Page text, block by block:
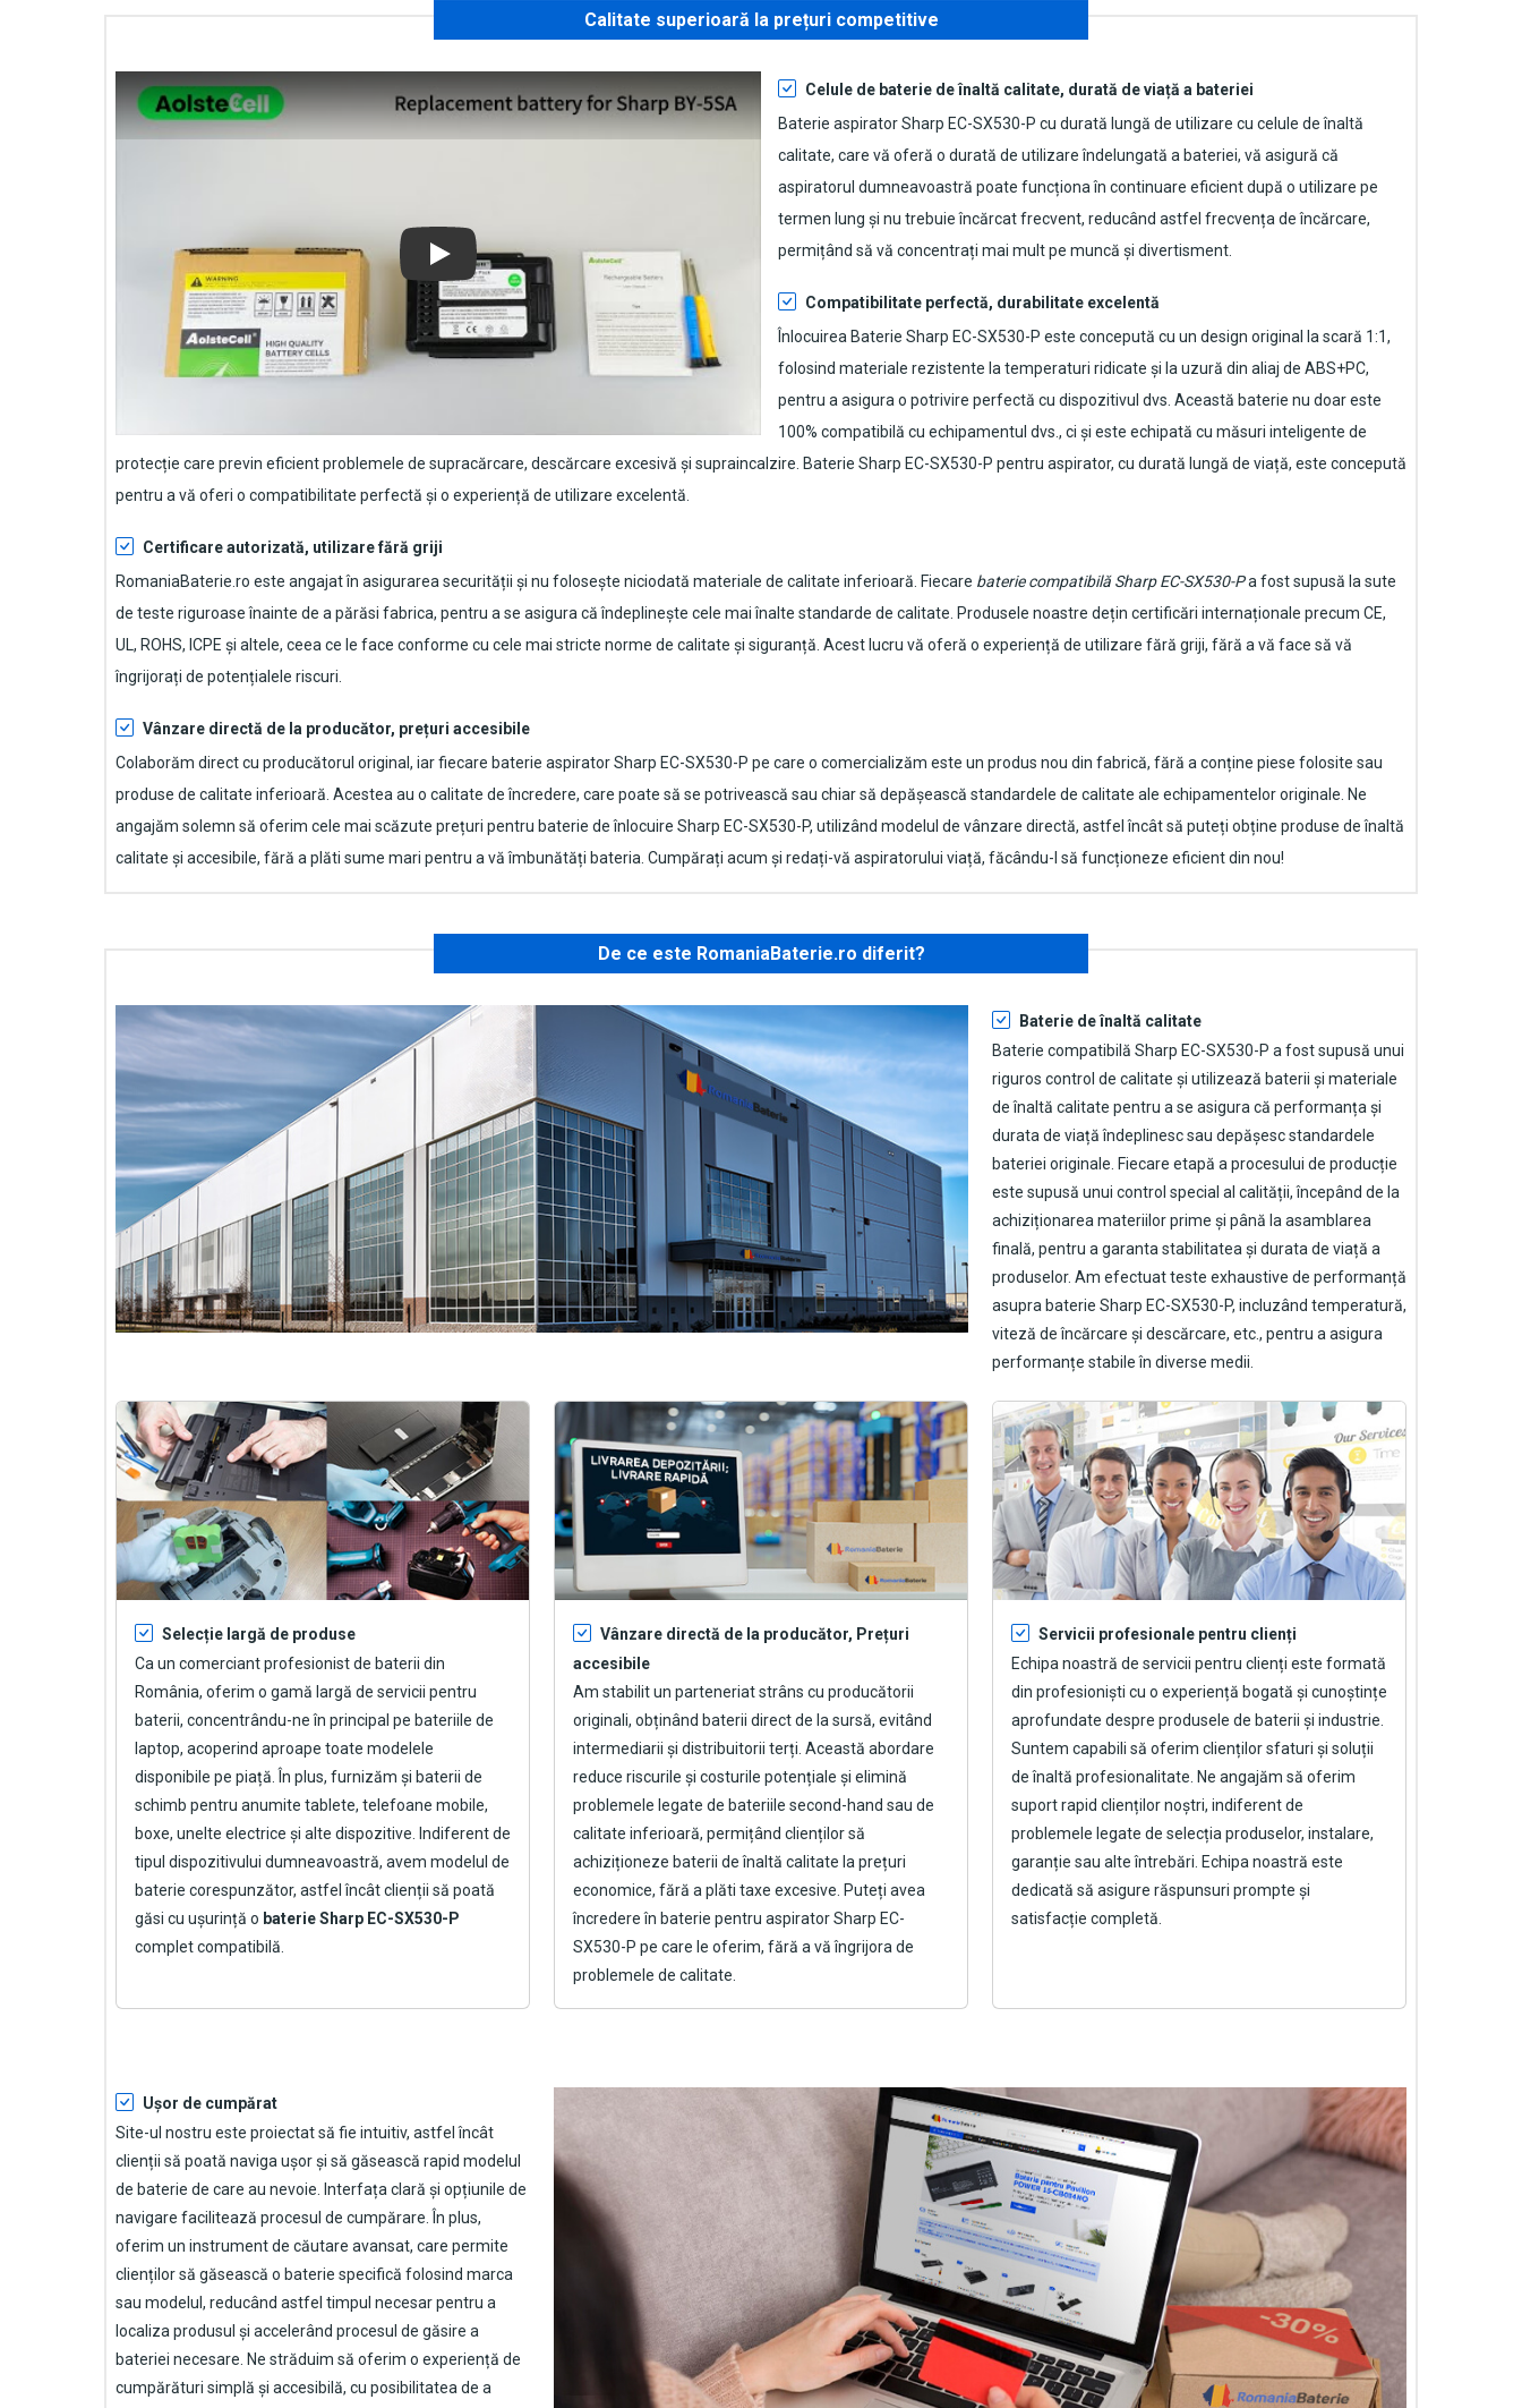
Calitate superioară la prețuri competitive
Celule de baterie de înaltă calitate, durată de viață a bateriei
Baterie aspirator Sharp EC-SX530-P cu durată lungă de utilizare cu celule de înaltă
calitate, care vă oferă o durată de utilizare îndelungată a bateriei, vă asigură că
aspiratorul dumneavoastră poate funcționa în continuare eficient după o utilizare pe
termen lung și nu trebuie încărcat frecvent, reducând astfel frecvența de încărcare,
permițând să vă concentrați mai mult pe muncă și divertisment.
Compatibilitate perfectă, durabilitate excelentă
Înlocuirea Baterie Sharp EC-SX530-P este concepută cu un design original la scară 1:1,
folosind materiale rezistente la temperaturi ridicate și la uzură din aliaj de ABS+PC,
pentru a asigura o potrivire perfectă cu dispozitivul dvs. Această baterie nu doar este
100% compatibilă cu echipamentul dvs., ci și este echipată cu măsuri inteligente de
protecție care previn eficient problemele de supracărcare, descărcare excesivă și supraincalzire. Baterie Sharp EC-SX530-P pentru aspirator, cu durată lungă de viață, este concepută
pentru a vă oferi o compatibilitate perfectă și o experiență de utilizare excelentă.
Certificare autorizată, utilizare fără griji
RomaniaBaterie.ro este angajat în asigurarea securității și nu folosește niciodată materiale de calitate inferioară. Fiecare baterie compatibilă Sharp EC-SX530-Pa fost supusă la sute
de teste riguroase înainte de a părăsi fabrica, pentru a se asigura că îndeplinește cele mai înalte standarde de calitate. Produsele noastre dețin certificări internaționale precum CE,
UL, ROHS, ICPE și altele, ceea ce le face conforme cu cele mai stricte norme de calitate și siguranță. Acest lucru vă oferă o experiență de utilizare fără griji, fără a vă face să vă
îngrijorați de potențialele riscuri.
Vânzare directă de la producător, prețuri accesibile
Colaborăm direct cu producătorul original, iar fiecare baterie aspirator Sharp EC-SX530-P pe care o comercializăm este un produs nou din fabrică, fără a conține piese folosite sau
produse de calitate inferioară. Acestea au o calitate de încredere, care poate să se potrivească sau chiar să depășească standardele de calitate ale echipamentelor originale. Ne
angajăm solemn să oferim cele mai scăzute prețuri pentru baterie de înlocuire Sharp EC-SX530-P, utilizând modelul de vânzare directă, astfel încât să puteți obține produse de înaltă
calitate și accesibile, fără a plăti sume mari pentru a vă îmbunătăți bateria. Cumpărați acum și redați-vă aspiratorului viață, făcându-l să funcționeze eficient din nou!
De ce este RomaniaBaterie.ro diferit?
Baterie de înaltă calitate
Baterie compatibilă Sharp EC-SX530-P a fost supusă unui
riguros control de calitate și utilizează baterii și materiale
de înaltă calitate pentru a se asigura că performanța și
durata de viață îndeplinesc sau depășesc standardele
bateriei originale. Fiecare etapă a procesului de producție
este supusă unui control special al calității, începând de la
achiziționarea materiilor prime și până la asamblarea
finală, pentru a garanta stabilitatea și durata de viață a
produselor. Am efectuat teste exhaustive de performanță
asupra baterie Sharp EC-SX530-P, incluzând temperatură,
viteză de încărcare și descărcare, etc., pentru a asigura
performanțe stabile în diverse medii.
Selecție largă de produse
Ca un comerciant profesionist de baterii din
România, oferim o gamă largă de servicii pentru
baterii, concentrându-ne în principal pe bateriile de
laptop, acoperind aproape toate modelele
disponibile pe piață. În plus, furnizăm și baterii de
schimb pentru anumite tablete, telefoane mobile,
boxe, unelte electrice și alte dispozitive. Indiferent de
tipul dispozitivului dumneavoastră, avem modelul de
baterie corespunzător, astfel încât clienții să poată
găsi cu ușurință o baterie Sharp EC-SX530-P
complet compatibilă.
Vânzare directă de la producător, Prețuri
accesibile
Am stabilit un parteneriat strâns cu producătorii
originali, obținând baterii direct de la sursă, evitând
intermediarii și distribuitorii terți. Această abordare
reduce riscurile și costurile potențiale și elimină
problemele legate de bateriile second-hand sau de
calitate inferioară, permițând clienților să
achiziționeze baterii de înaltă calitate la prețuri
economice, fără a plăti taxe excesive. Puteți avea
încredere în baterie pentru aspirator Sharp EC-
SX530-P pe care le oferim, fără a vă îngrijora de
problemele de calitate.
Servicii profesionale pentru clienți
Echipa noastră de servicii pentru clienți este formată
din profesioniști cu o experiență bogată și cunoștințe
aprofundate despre produsele de baterii și industrie.
Suntem capabili să oferim clienților sfaturi și soluții
de înaltă profesionalitate. Ne angajăm să oferim
suport rapid clienților noștri, indiferent de
problemele legate de selecția produselor, instalare,
garanție sau alte întrebări. Echipa noastră este
dedicată să asigure răspunsuri prompte și
satisfacție completă.
Ușor de cumpărat
Site-ul nostru este proiectat să fie intuitiv, astfel încât
clienții să poată naviga ușor și să găsească rapid modelul
de baterie de care au nevoie. Interfața clară și opțiunile de
navigare facilitează procesul de cumpărare. În plus,
oferim un instrument de căutare avansat, care permite
clienților să găsească o baterie specifică folosind marca
sau modelul, reducând astfel timpul necesar pentru a
localiza produsul și accelerând procesul de găsire a
bateriei necesare. Ne străduim să oferim o experiență de
cumpărături simplă și accesibilă, cu posibilitatea de a